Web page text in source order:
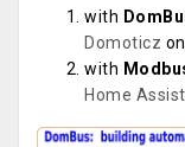
with
Domoticz
with
Home